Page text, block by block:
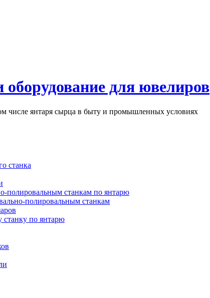
для ювелиров
числе янтаря сырца в быту и промышленных условиях
станка
полировальным станкам по янтарю
полировальным станкам
станку по янтарю